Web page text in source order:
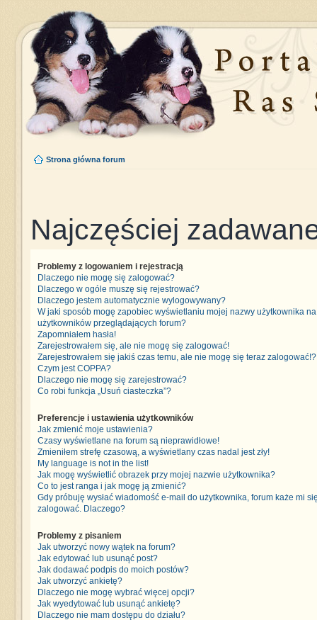
Strona główna forum
Najczęściej
Problemy z logowaniem i rejestracją
Dlaczego nie mogę się zalogować?
Dlaczego w ogóle muszę się rejestrować?
Dlaczego jestem automatycznie wylogowywany?
W jaki sposób mogę zapobiec wyświetlaniu mojej nazwy użytkownika
użytkowników przeglądających forum?
Zapomniałem hasła!
Zarejestrowałem się, ale nie mogę się zalogować!
Zarejestrowałem się jakiś czas temu, ale nie mogę się teraz
Czym jest COPPA?
Dlaczego nie mogę się zarejestrować?
Co robi funkcja „Usuń ciasteczka”?
Preferencje i ustawienia użytkowników
Jak zmienić moje ustawienia?
Czasy wyświetlane na forum są nieprawidłowe!
Zmieniłem strefę czasową, a wyświetlany czas nadal jest zły!
My language is not in the list!
Jak mogę wyświetlić obrazek przy mojej nazwie użytkownika?
Co to jest ranga i jak mogę ją zmienić?
Gdy próbuję wysłać wiadomość e-mail do użytkownika, forum każe mi
zalogować. Dlaczego?
Problemy z pisaniem
Jak utworzyć nowy wątek na forum?
Jak edytować lub usunąć post?
Jak dodawać podpis do moich postów?
Jak utworzyć ankietę?
Dlaczego nie mogę wybrać więcej opcji?
Jak wyedytować lub usunąć ankietę?
Dlaczego nie mam dostępu do działu?